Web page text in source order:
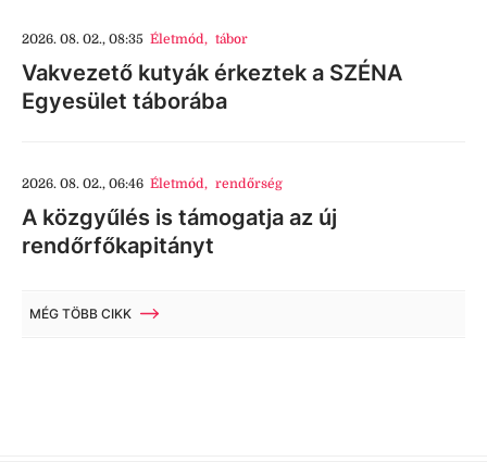
2026. 08. 02., 08:35 Életmód, tábor
Vakvezető kutyák érkeztek a SZÉNA
Egyesület táborába
2026. 08. 02., 06:46 Életmód, rendőrség
A közgyűlés is támogatja az új
rendőrfőkapitányt
MÉG TÖBB CIKK